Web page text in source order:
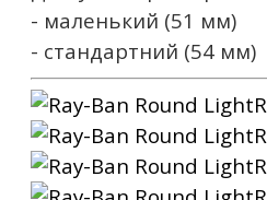
- маленький (51 мм)
- стандартний (54 мм)